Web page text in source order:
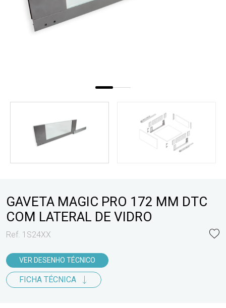
GAVETA MAGIC PRO 172 MM DTC
COM LATERAL DE VIDRO
Ref. 1S24XX
VER DESENHO TÉCNICO
FICHA TÉCNICA